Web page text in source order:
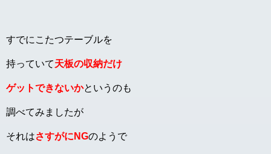
すでにこたつテーブルを
持っていて天板の収納だけ
ゲットできないかというのも
調べてみましたが
それはさすがにNGのようで